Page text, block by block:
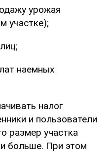
урожая
участке);
наемных
налог
и пользователи
размер участка
и больше. При этом